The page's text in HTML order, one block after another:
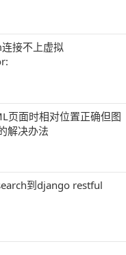
接不上虚拟
页面时相对位置正确但图
解决办法
到django restful